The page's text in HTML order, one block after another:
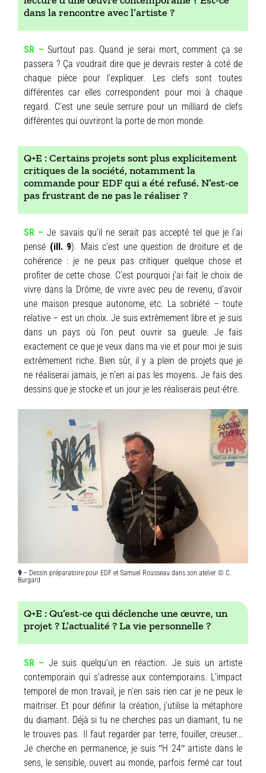
dans la rencontre avec l’artiste ?
SR – Surtout pas. Quand je serai mort, comment ça se
passera ? Ça voudrait dire que je devrais rester à coté de
chaque pièce pour l’expliquer. Les clefs sont toutes
différentes car elles correspondent pour moi à chaque
regard. C’est une seule serrure pour un milliard de clefs
différentes qui ouvriront la porte de mon monde.
Q+E : Certains projets sont plus explicitement
critiques de la société, notamment la
commande pour EDF qui a été refusé. N’est-ce
pas frustrant de ne pas le réaliser ?
SR –Je savais qu’il ne serait pas accepté tel que je l’ai
pensé (ill. 9). Mais c’est une question de droiture et de
cohérence : je ne peux pas critiquer quelque chose et
profiter de cette chose. C’est pourquoi j’ai fait le choix de
vivre dans la Drôme, de vivre avec peu de revenu, d’avoir
une maison presque autonome, etc. La sobriété – toute
relative – est un choix. Je suis extrêmement libre et je suis
dans un pays où l’on peut ouvrir sa gueule. Je fais
exactement ce que je veux dans ma vie et pour moi je suis
extrêmement riche. Bien sûr, il y a plein de projets que je
ne réaliserai jamais, je n’en ai pas les moyens. Je fais des
dessins que je stocke et un jour je les réaliserais peut-être.
9 – Dessin préparatoire pour EDF et Samuel Rousseau dans son atelier © C.
Burgard
Q+E : Qu’est-ce qui déclenche une œuvre, un
projet ? L’actualité ? La vie personnelle ?
SR – Je suis quelqu’un en réaction. Je suis un artiste
contemporain qui s’adresse aux contemporains. L’impact
temporel de mon travail, je n’en sais rien car je ne peux le
maitriser. Et pour définir la création, j’utilise la métaphore
du diamant. Déjà si tu ne cherches pas un diamant, tu ne
le trouves pas. Il faut regarder par terre, fouiller, creuser…
Je cherche en permanence, je suis ʺH 24ʺ artiste dans le
sens, le sensible, ouvert au monde, parfois fermé car tout